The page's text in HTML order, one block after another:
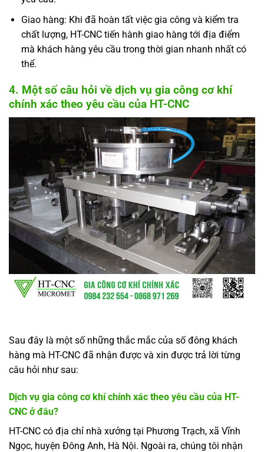
Giao hàng: Khi đã hoàn tất việc gia công và kiểm tra
chất lượng, HT-CNC tiến hành giao hàng tới địa điểm
mà khách hàng yêu cầu trong thời gian nhanh nhất có
thể.
4. Một số câu hỏi về dịch vụ gia công cơ khí
chính xác theo yêu cầu của HT-CNC
Sau đây là một số những thắc mắc của số đông khách
hàng mà HT-CNC đã nhận được và xin được trả lời từng
câu hỏi như sau:
Dịch vụ gia công cơ khí chính xác theo yêu cầu của HT-
CNC ở đâu?
HT-CNC có địa chỉ nhà xưởng tại Phương Trạch, xã Vĩnh
Ngọc, huyện Đông Anh, Hà Nội. Ngoài ra, chúng tôi nhận